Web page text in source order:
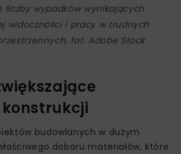
liczby wypadków wynikających
widoczności i pracy w trudnych
fot. Adobe Stock
budowlanych w dużym
doboru materiałów, które